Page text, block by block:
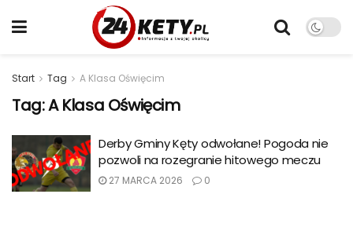
Start Tag A Klasa Oświęcim
Tag:A Klasa Oświęcim
Derby Gminy Kęty odwołane! Pogoda nie
pozwoli na rozegranie hitowego meczu
27 MARCA 2026 0